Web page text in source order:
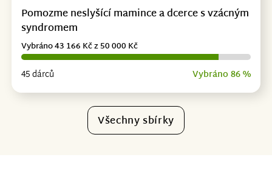
Pomozme neslyšící mamince a dcerce s vzácným
syndromem
45 dárců Vybráno 86 %
Vybráno 43 166 Kč z 50 000 Kč
Všechny sbírky